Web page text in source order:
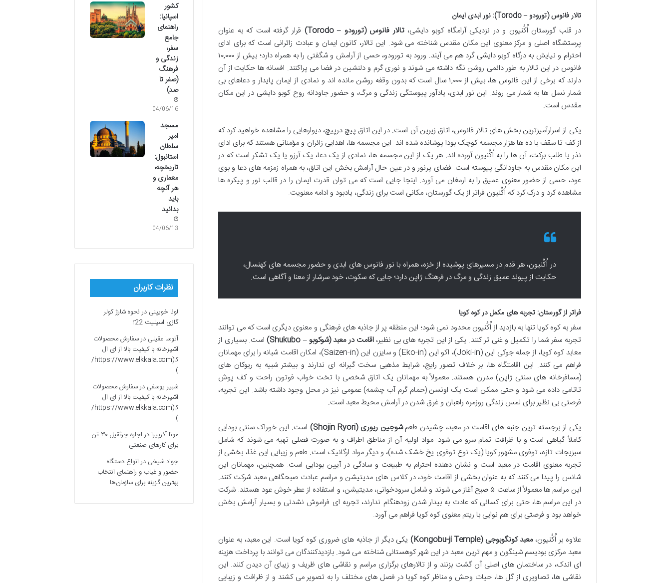
تالار فانوس (تورودو – Torodo): نور ابدی ایمان
در قلب گورستان اُکُنیون و در نزدیکی آرامگاه کوبو دایشی،تالار فانوس (تورودو – Torodo)
قرار گرفته است که به عنوان
پرستشگاه اصلی و مرکز معنوی این مکان مقدس شناخته می شود. این تالار، کانون ایمان و عبادت زائرانی است که برای ادای
احترام و نیایش به درگاه کوبو دایشی گرد هم می آیند. ورود به تورودو، حسی از آرامش و شگفتی را به همراه دارد؛ بیش از ۱۰,۰۰۰
فانوس در این تالار به طور دائمی روشن نگه داشته می شوند و نوری گرم و دلنشین در فضا می پراکنند. افسانه ها حکایت از آن
دارند که برخی از این فانوس ها، بیش از ۱,۰۰۰ سال است که بدون وقفه روشن مانده اند و نمادی از ایمان پایدار و دعاهای بی
شمار نسل ها به شمار می روند. این نور ابدی، یادآور پیوستگی زندگی و مرگ، و حضور جاودانه روح کوبو دایشی در این مکان
مقدس است.
یکی از اسرارآمیزترین بخش های تالار فانوس، اتاق زیرین آن است. در این اتاق پیچ درپیچ، دیوارهایی را مشاهده خواهید کرد که
از کف تا سقف با ده ها هزار مجسمه کوچک بودا پوشانده شده اند. این مجسمه ها، اهدایی زائران و مؤمنانی هستند که برای ادای
نذر یا طلب برکت، آن ها را به اُکُنیون آورده اند. هر یک از این مجسمه ها، نمادی از یک دعا، یک آرزو یا یک تشکر است که در
این مکان مقدس به جاودانگی پیوسته است. فضای پرنور و در عین حال آرامش بخش این اتاق، به همراه زمزمه های دعا و بوی
عود، حسی از حضور معنوی عمیق را به ارمغان می آورد. اینجا جایی است که می توان قدرت ایمان را در قالب نور و پیکره ها
مشاهده کرد و درک کرد که اُکُنیون فراتر از یک گورستان، مکانی است برای زندگی، یادبود و ادامه معنویت.
در اُکُنیون، هر قدم در مسیرهای پوشیده از خزه، همراه با نور فانوس های ابدی و حضور مجسمه های کهنسال،
حکایت از پیوند عمیق زندگی و مرگ در فرهنگ ژاپن دارد؛ جایی که سکوت، خود سرشار از معنا و آگاهی است.
فراتر از گورستان: تجربه های مکمل در کوه کویا
سفر به کوه کویا تنها به بازدید از اُکُنیون محدود نمی شود؛ این منطقه پر از جاذبه های فرهنگی و معنوی دیگری است که می توانند
تجربه سفر شما را تکمیل و غنی تر کنند. یکی از این تجربه های بی نظیر، اقامت در معبد (شوکوبو – Shukubo)
است. بسیاری از
معابد کوه کویا، از جمله جوکی این (Joki-in)، اکو این (Eko-in) و سایزن این (Saizen-in)، امکان اقامت شبانه را برای مهمانان
فراهم می کنند. این اقامتگاه ها، بر خلاف تصور رایج، شرایط مذهبی سخت گیرانه ای ندارند و بیشتر شبیه به ریوکان های
(مسافرخانه های سنتی ژاپن) مدرن هستند. معمولاً به مهمانان یک اتاق شخصی با تخت خواب فوتون راحت و کف پوش
تاتامی داده می شود و حتی ممکن است یک اونسن (حمام گرم آب چشمه) عمومی نیز در محل وجود داشته باشد. این تجربه،
فرصتی بی نظیر برای لمس زندگی روزمره راهبان و غرق شدن در آرامش محیط معبد است.
یکی از برجسته ترین جنبه های اقامت در معبد، چشیدن طعمشوجین ریوری (Shojin Ryori)
است. این خوراک سنتی بودایی
کاملاً گیاهی است و با ظرافت تمام سرو می شود. مواد اولیه آن از مناطق اطراف و به صورت فصلی تهیه می شوند که شامل
سبزیجات تازه، توفوی مشهور کویا (یک نوع توفوی یخ خشک شده)، و دیگر مواد ارگانیک است. طعم و زیبایی این غذا، بخشی از
تجربه معنوی اقامت در معبد است و نشان دهنده احترام به طبیعت و سادگی در آیین بودایی است. همچنین، مهمانان این
شانس را پیدا می کنند که به عنوان بخشی از اقامت خود، در کلاس های مدیتیشن و مراسم عبادت صبحگاهی معبد شرکت کنند.
این مراسم ها معمولاً از ساعت ۵ صبح آغاز می شوند و شامل سرودخوانی، مدیتیشن، و استفاده از عطر خوش عود هستند. شرکت
در این مراسم ها، حتی برای کسانی که عادت به بیدار شدن زودهنگام ندارند، تجربه ای فراموش نشدنی و بسیار آرامش بخش
خواهد بود و فرصتی برای هم نوایی با ریتم معنوی کوه کویا فراهم می آورد.
علاوه بر اُکُنیون،معبد کونگوبوجی (Kongobu-ji Temple)
یکی دیگر از جاذبه های ضروری کوه کویا است. این معبد، به عنوان
معبد مرکزی بودیسم شینگون و مهم ترین معبد در این شهر کوهستانی شناخته می شود. بازدیدکنندگان می توانند با پرداخت هزینه
ای اندک، در ساختمان های اصلی آن گشت بزنند و از تالارهای برگزاری مراسم و نقاشی های ظریف و زیبای آن دیدن کنند. این
نقاشی ها، تصاویری از گل ها، حیات وحش و مناظر کوه کویا در فصل های مختلف را به تصویر می کشند و از ظرافت و زیبایی
کشور
اسپانیا:
راهنمای
جامع
سفر،
زندگی و
فرهنگ
(صفر تا
صد)
04/06/16
مسجد
امیر
سلطان
استانبول:
تاریخچه،
معماری و
هر آنچه
باید
بدانید
04/06/13
نظرات کاربران
لونا خویینی درنحوه شارژ کولر
گازی اسپلیت r22
آتوسا عقیلی درسفارش محصولات
آشپزخانه با کیفیت بالا از ای ال
کا(https://www.elkkala.com/
)
شبیر یوسفی درسفارش محصولات
آشپزخانه با کیفیت بالا از ای ال
کا(https://www.elkkala.com/
)
مونا آذرپیرا در
اجاره جرثقیل ۳۰ تن
برای کارهای صنعتی
جواد شیخی درانواع دستگاه
حضور و غیاب و راهنمای انتخاب
بهترین گزینه برای سازمان‌ها